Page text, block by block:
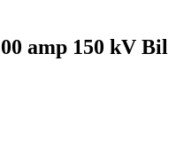
amp 150 kV Bil